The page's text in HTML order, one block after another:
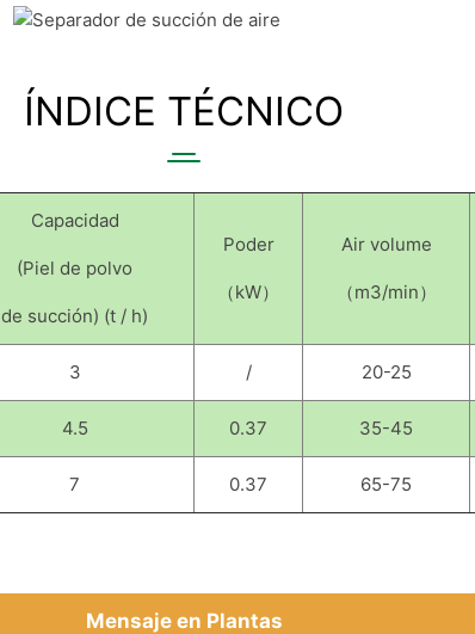
ÍNDICE TÉCNICO
Capacidad
(Piel de polvo
de succión) (t / h)
Poder
（kW）
Air volume
（m3/min）
3 / 20-25
4.5 0.37 35-45
7 0.37 65-75
Mensaje en Plantas